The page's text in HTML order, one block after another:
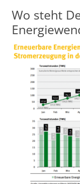
Wo steht